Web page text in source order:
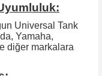
Universal Tank
Yamaha,
diğer markalara